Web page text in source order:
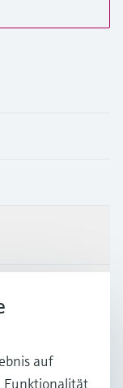
auf
Funktionalität